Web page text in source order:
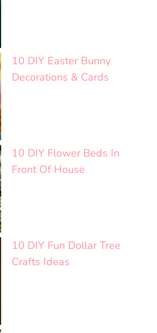
10 DIY Easter Bunny
Decorations & Cards
10 DIY Flower Beds In
Front Of House
10 DIY Fun Dollar Tree
Crafts Ideas